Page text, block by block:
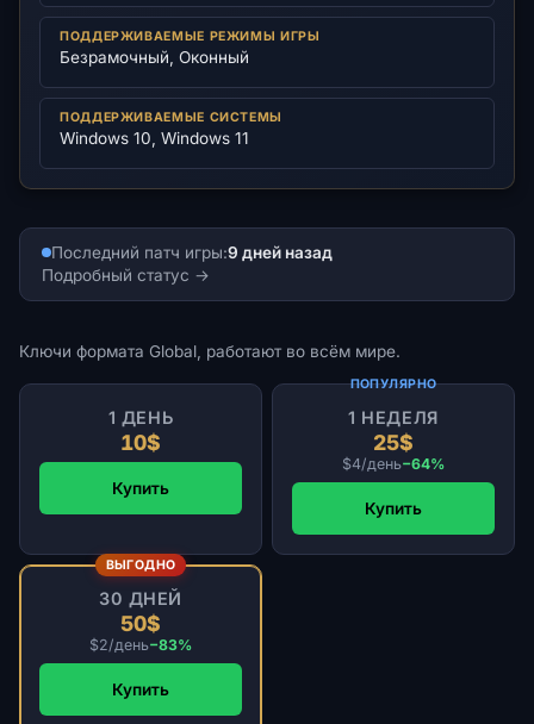
ПОДДЕРЖИВАЕМЫЕ РЕЖИМЫ ИГРЫ
Безрамочный, Оконный
ПОДДЕРЖИВАЕМЫЕ СИСТЕМЫ
Windows 10, Windows 11
Последний патч игры:9 дней назад
Подробный статус
Ключи формата Global, работают во всём мире.
1 ДЕНЬ
10$
Купить
ПОПУЛЯРНО
1 НЕДЕЛЯ
25$
$4/день−64%
Купить
ВЫГОДНО
30 ДНЕЙ
50$
$2/день−83%
Купить